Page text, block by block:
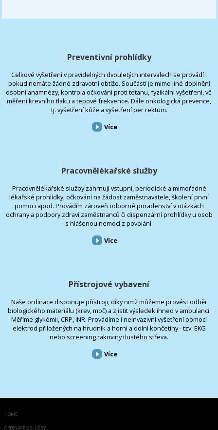
Preventivní prohlídky
Celkové vyšetření v pravidelných dvouletých intervalech se provádí i
pokud nemáte žádné zdravotní obtíže. Součástí je mimo jiné doplnění
osobní anamnézy, kontrola očkování proti tetanu, fyzikální vyšetření, vč.
měření krevního tlaku a tepové frekvence. Dále onkologická prevence,
tj. vyšetření kůže a vyšetření per rektum.
Více
Pracovnělékařské služby
Pracovnělékařské služby zahrnují vstupní, periodické a mimořádné
lékařské prohlídky, očkování na žádost zaměstnavatele, školení první
pomoci apod. Provádím zároveň odborné poradenství v otázkách
ochrany a podpory zdraví zaměstnanců či dispenzární prohlídky u osob
s hlášenou nemocí z povolání.
Více
Přístrojové vybavení
Naše ordinace disponuje přístroji, díky nimž můžeme provést odběr
biologického materiálu (krev, moč) a zjistit výsledek ihned v ambulanci.
Měříme glykémii, CRP, INR. Provádíme i neinvazivní vyšetření pomocí
elektrod přiložených na hrudník a horní a dolní končetiny - tzv. EKG
nebo screening rakoviny tlustého střeva.
Více
HOME
ORDINACE A SLUŽBY